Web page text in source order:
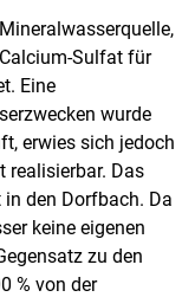
Sulfat für
Eine
wurde
erwies sich jedoch
realisierbar. Das
den Dorfbach. Da
keine eigenen
zu den
% von der